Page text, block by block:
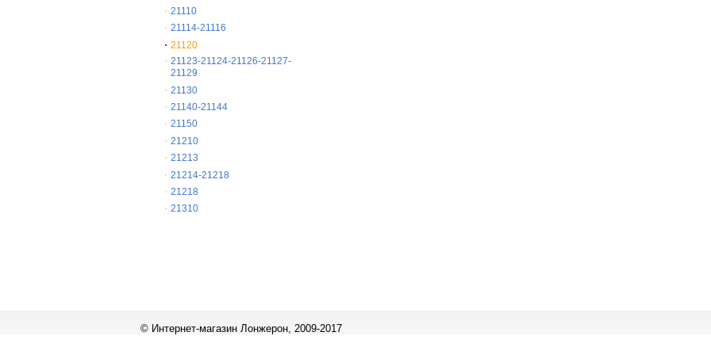
21110
21114-21116
21120
21123-21124-21126-21127-
21129
21130
21140-21144
21150
21210
21213
21214-21218
21218
21310
© Интернет-магазин Лонжерон, 2009-2017